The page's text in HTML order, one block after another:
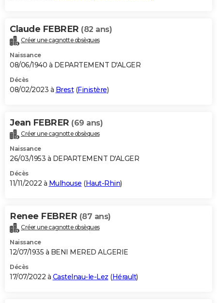
Claude FEBRER (82 ans)
Créer une cagnotte obsèques
Naissance
08/06/1940 à DEPARTEMENT D'ALGER
Décès
08/02/2023 à Brest(Finistère)
Jean FEBRER (69 ans)
Créer une cagnotte obsèques
Naissance
26/03/1953 à DEPARTEMENT D'ALGER
Décès
11/11/2022 à Mulhouse (Haut-Rhin)
Renee FEBRER (87 ans)
Créer une cagnotte obsèques
Naissance
12/07/1935 à BENI MERED ALGERIE
Décès
17/07/2022 à Castelnau-le-Lez (Hérault)